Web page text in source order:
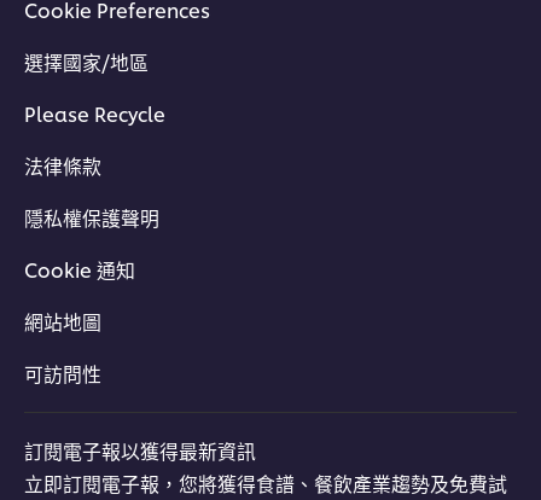
Cookie Preferences
選擇國家/地區
Please Recycle
法律條款
隱私權保護聲明
Cookie 通知
網站地圖
可訪問性
訂閱電子報以獲得最新資訊
立即訂閱電子報，您將獲得食譜、餐飲產業趨勢及免費試